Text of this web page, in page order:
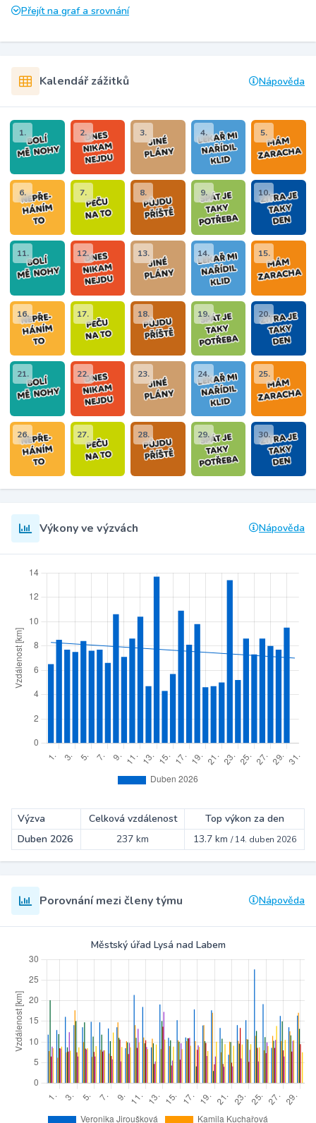
Přejít na graf a srovnání
Kalendář zážitků Nápověda
1. 2. 3. 4. 5.
6. 7. 8. 9. 10.
11. 12. 13. 14. 15.
16. 17. 18. 19. 20.
21. 22. 23. 24. 25.
26. 27. 28. 29. 30.
Výkony ve výzvách Nápověda
Výzva Celková vzdálenost
Top výkon za den
Duben 2026
237 km 13.7 km /14. duben 2026
Porovnání mezi členy týmu Nápověda
Městský úřad Lysá nad Labem